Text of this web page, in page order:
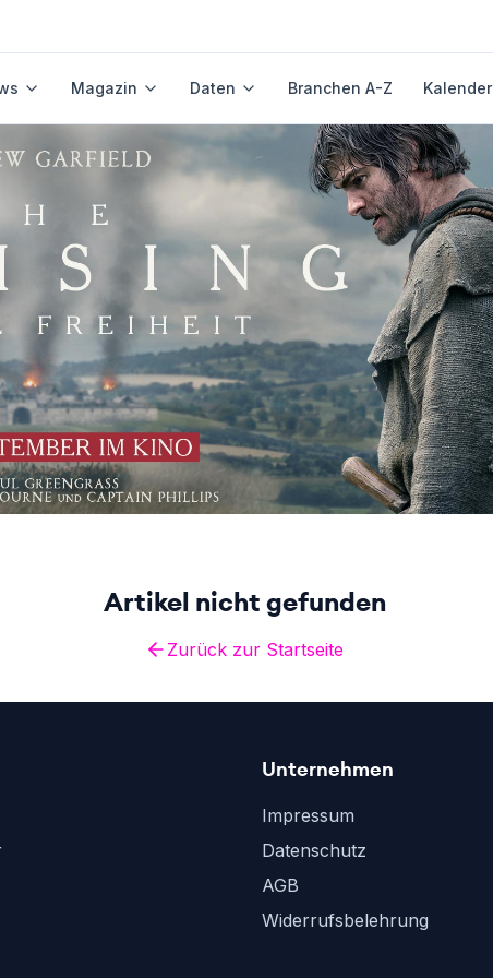
Magazin Daten Branchen A-Z Kalender
Artikel nicht gefunden
Zurück zur Startseite
Unternehmen
Impressum
Datenschutz
AGB
Widerrufsbelehrung